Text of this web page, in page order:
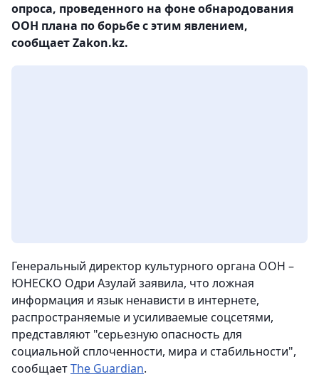
опроса, проведенного на фоне обнародования
ООН плана по борьбе с этим явлением,
сообщает Zakon.kz.
Генеральный директор культурного органа ООН –
ЮНЕСКО Одри Азулай заявила, что ложная
информация и язык ненависти в интернете,
распространяемые и усиливаемые соцсетями,
представляют "серьезную опасность для
социальной сплоченности, мира и стабильности",
сообщаетThe Guardian.